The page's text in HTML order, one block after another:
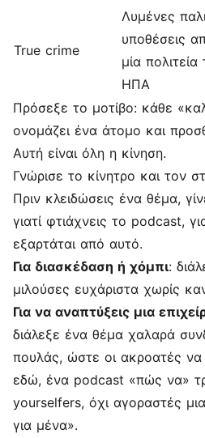
True crime
Λυμένες
υποθέσεις
μία
ΗΠΑ
Πρόσεξε το μοτίβο: κάθε
ονομάζει ένα άτομο και
Αυτή είναι όλη η κίνηση.
Γνώρισε το κίνητρο και τον
Πριν κλειδώσεις ένα θέμα,
γιατί φτιάχνεις το podcast,
εξαρτάται από αυτό.
Για διασκέδαση ή χόμπι:
μιλούσες ευχάριστα χωρίς
Για να αναπτύξεις μια
διάλεξε ένα θέμα χαλαρά
πουλάς, ώστε οι ακροατές
εδώ, ένα podcast «πώς να»
yourselfers, όχι αγοραστές
για μένα».